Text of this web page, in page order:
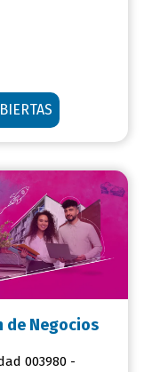
de Negocios
003980 -